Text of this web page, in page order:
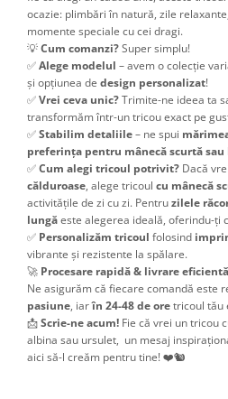
ocazie: plimbări în natură, zile
momente speciale cu cei dragi.
💡Cum comanzi?Super simplu!
✅Alege modelul – avem o colecție
și opțiunea de design personalizat!
✅Vrei ceva unic?Trimite-ne ideea ta
transformăm într-un tricou exact pe
✅Stabilim detaliile– ne spui
preferința pentru mânecă scurtă sau
✅Cum alegi tricoul potrivit? Dacă vrei
călduroase, alege tricoul cu mânecă
activitățile de zi cu zi. Pentruzilele
lungăeste alegerea ideală, oferindu-ți
✅ Personalizăm tricoul folosind
vibrante și rezistente la spălare.
🚀 Procesare rapidă & livrare
Ne asigurăm că fiecare comandă este
pasiune, iarîn 24-48 de oretricoul tău
📩Scrie-ne acum! Fie că vrei un tricou
albina sau ursulet, un mesaj
aici să-l creăm pentru tine! ❤️🐿️